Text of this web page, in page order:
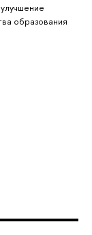
образования